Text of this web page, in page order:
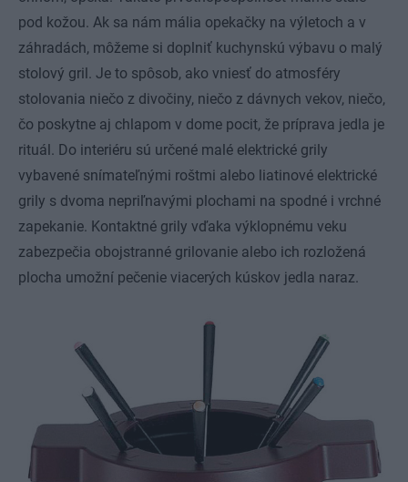
pod kožou. Ak sa nám mália opekačky na výletoch a v
záhradách, môžeme si doplniť kuchynskú výbavu o malý
stolový gril. Je to spôsob, ako vniesť do atmosféry
stolovania niečo z divočiny, niečo z dávnych vekov, niečo,
čo poskytne aj chlapom v dome pocit, že príprava jedla je
rituál. Do interiéru sú určené malé elektrické grily
vybavené snímateľnými roštmi alebo liatinové elektrické
grily s dvoma nepriľnavými plochami na spodné i vrchné
zapekanie. Kontaktné grily vďaka výklopnému veku
zabezpečia obojstranné grilovanie alebo ich rozložená
plocha umožní pečenie viacerých kúskov jedla naraz.